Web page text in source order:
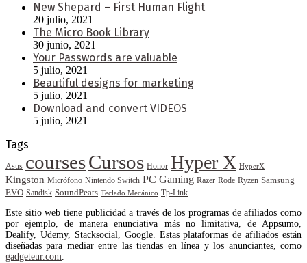
New Shepard – First Human Flight
20 julio, 2021
The Micro Book Library
30 junio, 2021
Your Passwords are valuable
5 julio, 2021
Beautiful designs for marketing
5 julio, 2021
Download and convert VIDEOS
5 julio, 2021
Tags
Asus coursesCursos Honor Hyper X HyperX
Kingston Micrófono Nintendo Switch PC Gaming Razer Rode Ryzen Samsung
EVO Sandisk SoundPeats Teclado Mecánico Tp-Link
Este sitio web tiene publicidad a través de los programas de afiliados como
por ejemplo, de manera enunciativa más no limitativa, de Appsumo,
Dealify, Udemy, Stacksocial, Google. Estas plataformas de afiliados están
diseñadas para mediar entre las tiendas en línea y los anunciantes, como
gadgeteur.com.